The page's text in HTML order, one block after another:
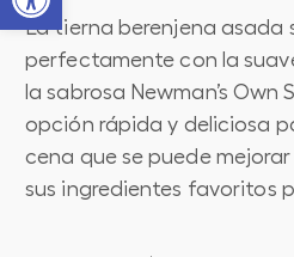
La tierna berenjena asada
perfectamente con la
la sabrosa Newman’s Own
opción rápida y deliciosa
cena que se puede
sus ingredientes favoritos